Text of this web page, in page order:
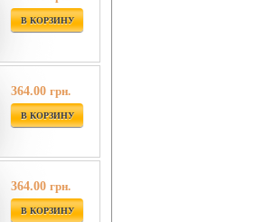
В КОРЗИНУ
364.00 грн.
В КОРЗИНУ
364.00 грн.
В КОРЗИНУ